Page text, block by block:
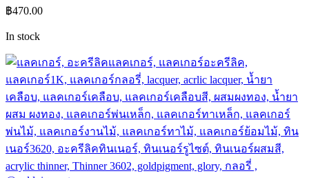
฿470.00
In stock